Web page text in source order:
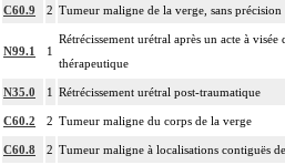
C60.9 2 Tumeur maligne de la verge, sans précision
N99.1 1
Rétrécissement urétral après un acte à visée
thérapeutique
N35.0 1 Rétrécissement urétral post-traumatique
C60.2 2 Tumeur maligne du corps de la verge
C60.8 2 Tumeur maligne à localisations contiguës